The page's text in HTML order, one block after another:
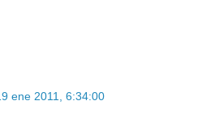
ene 2011, 6:34:00